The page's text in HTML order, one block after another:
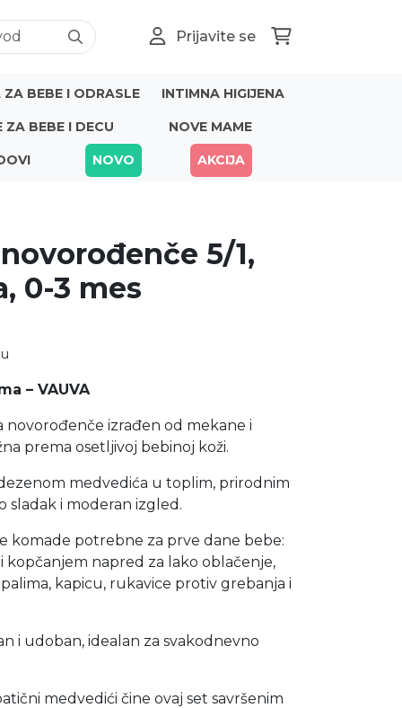
Prijavite se
BEBE I ODRASLE INTIMNA HIGIJENA
ZA BEBE I DECU NOVE MAME
NOVO AKCIJA
5/1,
0-3 mes
– VAUVA
novorođenče izrađen od mekane i
prema osetljivoj bebinoj koži.
medvedića u toplim, prirodnim
sladak i moderan izgled.
komade potrebne za prve dane bebe:
kopčanjem napred za lako oblačenje,
kapicu, rukavice protiv grebanja i
i udoban, idealan za svakodnevno
medvedići čine ovaj set savršenim